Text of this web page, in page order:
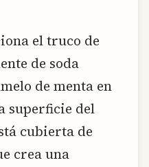
el truco de
de soda
de menta en
superficie del
cubierta de
crea una